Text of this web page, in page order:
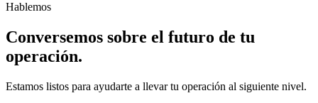
Hablemos
Conversemos sobre el futuro de tu
operación.
Estamos listos para ayudarte a llevar tu operación al siguiente nivel.